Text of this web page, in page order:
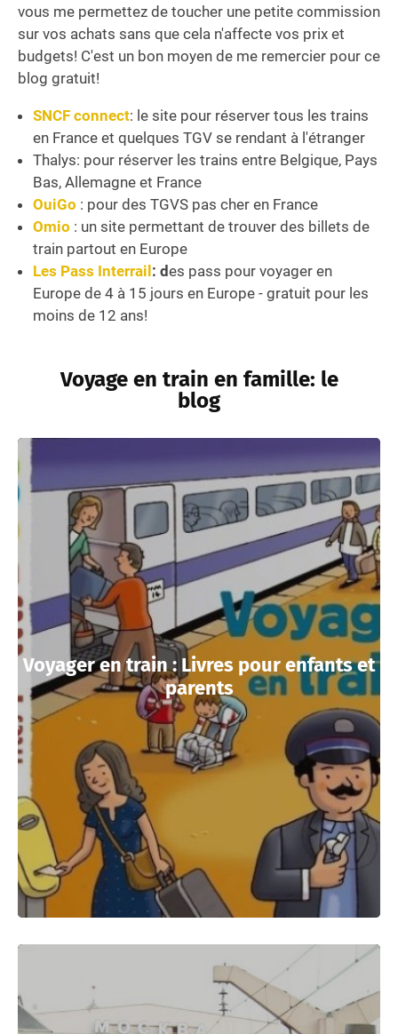
vous me permettez de toucher une petite commission
sur vos achats sans que cela n'affecte vos prix et
budgets! C'est un bon moyen de me remercier pour ce
blog gratuit!
SNCF connect: le site pour réserver tous les trains
en France et quelques TGV se rendant à l'étranger
Thalys: pour réserver les trains entre Belgique, Pays
Bas, Allemagne et France
OuiGo : pour des TGVS pas cher en France
Omio : un site permettant de trouver des billets de
train partout en Europe
Les Pass Interrail: des pass pour voyager en
Europe de 4 à 15 jours en Europe - gratuit pour les
moins de 12 ans!
Voyage en train en famille: le
blog
Voyager en train : Livres pour enfants et
parents